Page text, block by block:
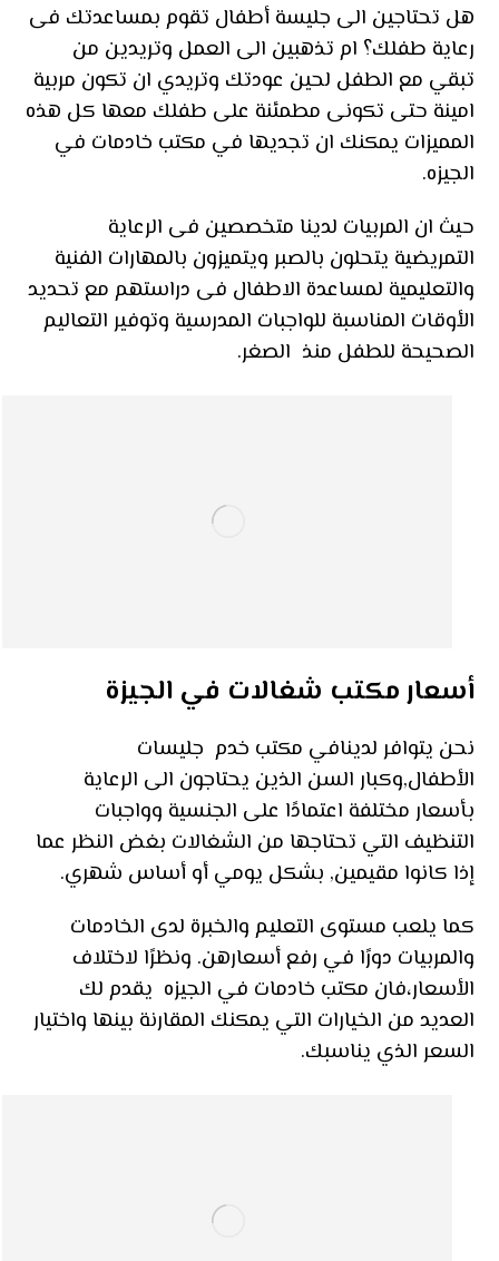
هل تحتاجين الى جليسة أطفال تقوم بمساعدتك فى
رعاية طفلك؟ ام تذهبين الى العمل وتريدين من
تبقي مع الطفل لحين عودتك وتريدي ان تكون مربية
امينة حتى تكونى مطمئنة على طفلك معها كل هذه
المميزات يمكنك ان تجديها في مكتب خادمات في
الجيزه.
حيث ان المربيات لدينا متخصصين فى الرعاية
التمريضية يتحلون بالصبر ويتميزون بالمهارات الفنية
والتعليمية لمساعدة الاطفال فى دراستهم مع تحديد
الأوقات المناسبة للواجبات المدرسية وتوفير التعاليم
الصحيحة للطفل منذ الصغر.
أسعار مكتب شغالات في الجيزة
نحن يتوافر لدينافي مكتب خدم جليسات
الأطفال,وكبار السن الذين يحتاجون الى الرعاية
بأسعار مختلفة اعتمادًا على الجنسية وواجبات
التنظيف التي تحتاجها من الشغالات بغض النظر عما
إذا كانوا مقيمين, بشكل يومي أو أساس شهري.
كما يلعب مستوى التعليم والخبرة لدى الخادمات
والمربيات دورًا في رفع أسعارهن. ونظرًا لاختلاف
الأسعار،فان مكتب خادمات في الجيزه يقدم لك
العديد من الخيارات التي يمكنك المقارنة بينها واختيار
السعر الذي يناسبك.